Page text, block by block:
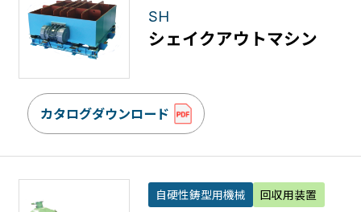
SH
シェイクアウトマシン
カタログダウンロード
自硬性鋳型用機械 回収用装置